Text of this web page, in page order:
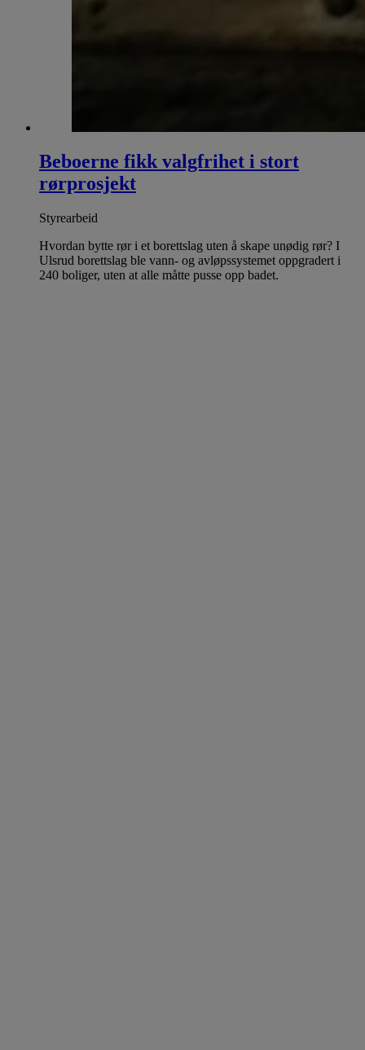
Beboerne fikk valgfrihet i stort
rørprosjekt
Styrearbeid
Hvordan bytte rør i et borettslag uten å skape unødig rør? I
Ulsrud borettslag ble vann- og avløpssystemet oppgradert i
240 boliger, uten at alle måtte pusse opp badet.